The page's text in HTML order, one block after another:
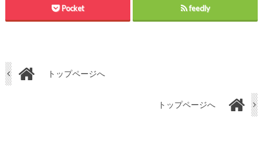
Pocket feedly
トップページへ
トップページへ